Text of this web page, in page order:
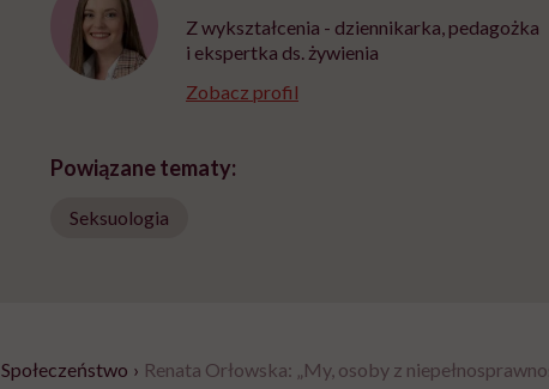
Z wykształcenia - dziennikarka, pedagożka
i ekspertka ds. żywienia
Zobacz profil
Powiązane tematy:
Seksuologia
Społeczeństwo › Renata Orłowska: „My, osoby z